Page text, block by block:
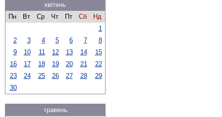
квітень
Пн
Вт Ср Чт Пт Сб
Нд
1
2
3 4 5 6 7
8
9
10 11 12 13 14
15
16
17 18 19 20 21
22
23
24 25 26 27 28
29
30
травень